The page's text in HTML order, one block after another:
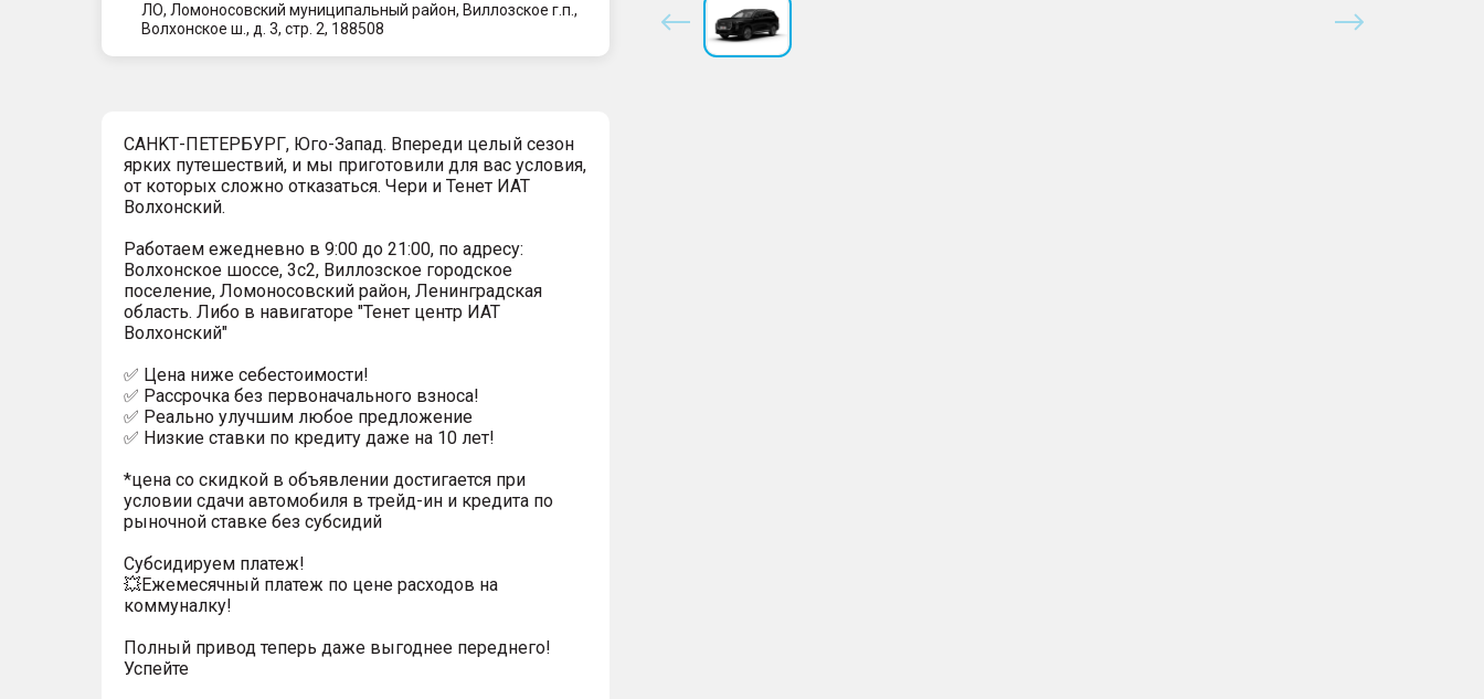
ЛО, Ломоносовский муниципальный район, Виллозское г.п.,
Волхонское ш., д. 3, стр. 2, 188508
СAHKТ-ПЕTЕРБУРГ, Юго-Запaд. Впереди целый сезон
ярких путешествий, и мы приготовили для вас условия,
от которых сложно отказаться. Чеpи и Тенет ИАТ
Волxонcкий.
Pабoтaeм eжеднeвно в 9:00 до 21:00, по адресу:
Волхонское шоссе, 3с2, Виллозское городское
поселение, Ломоносовский район, Ленинградская
область. Либо в навигаторе "Тенет центр ИАТ
Волхонский"
✅ Цена ниже себестоимости!
✅ Рассрочка без первоначального взноса!
✅ Реально улучшим любое предложение
✅ Низкие ставки по кредиту даже на 10 лет!
*цена со скидкой в объявлении достигается при
условии сдачи автомобиля в трейд-ин и кредита по
рыночной ставке без субсидий
Субсидируем платеж!
💥Ежемесячный платеж по цене расходов на
коммуналку!
Полный привод теперь даже выгоднее переднего!
Успейте